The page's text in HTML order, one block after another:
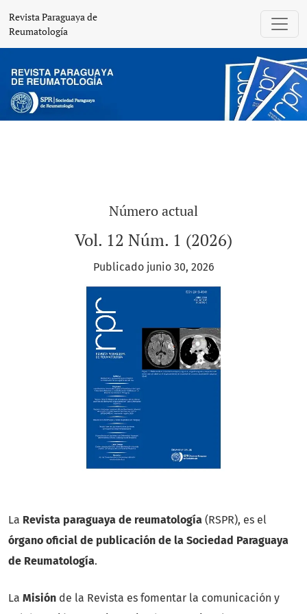
Revista Paraguaya de Reumatología
Revista Paraguaya de
Reumatología
Número actual
Vol. 12 Núm. 1 (2026)
Publicado junio 30, 2026
La Revista paraguaya de reumatología (RSPR), es el
órgano oficial de publicación de la Sociedad Paraguaya
de Reumatología.
La Misión de la Revista es fomentar la comunicación y